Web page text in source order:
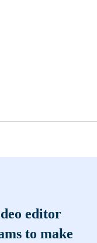
editor
to make